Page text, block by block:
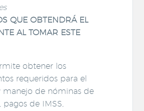
QUE OBTENDRÁ EL
AL TOMAR ESTE
obtener los
requeridos para el
manejo de nóminas de
de IMSS,